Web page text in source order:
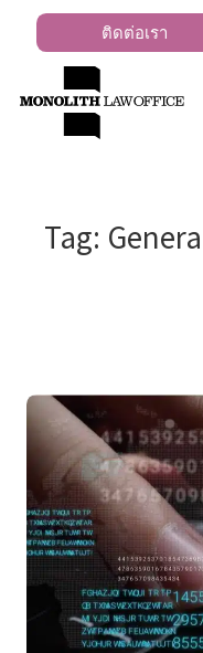
ติดต่อเรา
Tag: